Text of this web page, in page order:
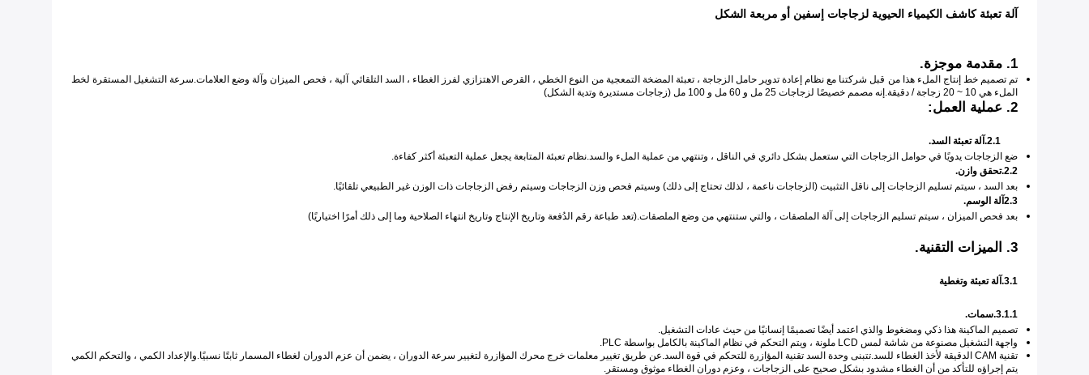
آلة تعبئة كاشف الكيمياء الحيوية لزجاجات إسفين أو مربعة الشكل
1. مقدمة موجزة.
تم تصميم خط إنتاج الملء هذا من قبل شركتنا مع نظام إعادة تدوير حامل الزجاجة ، تعبئة المضخة التمعجية من النوع الخطي ، القرص الاهتزازي لفرز الغطاء ، السد التلقائي آلية ، فحص الميزان وآلة وضع العلامات.سرعة التشغيل المستقرة لخط
الملء هي 10 ~ 20 زجاجة / دقيقة.إنه مصمم خصيصًا لزجاجات 25 مل و 60 مل و 100 مل (زجاجات مستديرة وتدية الشكل)
2. عملية العمل:
2.1.آلة تعبئة السد.
ضع الزجاجات يدويًا في حوامل الزجاجات التي ستعمل بشكل دائري في الناقل ، وتنتهي من عملية الملء والسد.نظام تعبئة المتابعة يجعل عملية التعبئة أكثر كفاءة.
2.2.تحقق وازن.
بعد السد ، سيتم تسليم الزجاجات إلى ناقل التثبيت (الزجاجات ناعمة ، لذلك تحتاج إلى ذلك) وسيتم فحص وزن الزجاجات وسيتم رفض الزجاجات ذات الوزن غير الطبيعي تلقائيًا.
2.3آلة الوسم.
بعد فحص الميزان ، سيتم تسليم الزجاجات إلى آلة الملصقات ، والتي ستنتهي من وضع الملصقات.(تعد طباعة رقم الدُفعة وتاريخ الإنتاج وتاريخ انتهاء الصلاحية وما إلى ذلك أمرًا اختياريًا)
3. الميزات التقنية.
3.1.آلة تعبئة وتغطية
3.1.1.سمات.
تصميم الماكينة هذا ذكي ومضغوط والذي اعتمد أيضًا تصميمًا إنسانيًا من حيث عادات التشغيل.
واجهة التشغيل مصنوعة من شاشة لمس LCD ملونة ، ويتم التحكم في نظام الماكينة بالكامل بواسطة PLC.
تقنية CAM الدقيقة لأخذ الغطاء للسد.تتبنى وحدة السد تقنية المؤازرة للتحكم في قوة السد.عن طريق تغيير معلمات خرج محرك المؤازرة لتغيير سرعة الدوران ، يضمن أن عزم الدوران لغطاء المسمار ثابتًا نسبيًا.والإعداد الكمي ، والتحكم الكمي
يتم إجراؤه للتأكد من أن الغطاء مشدود بشكل صحيح على الزجاجات ، وعزم دوران الغطاء موثوق ومستقر.